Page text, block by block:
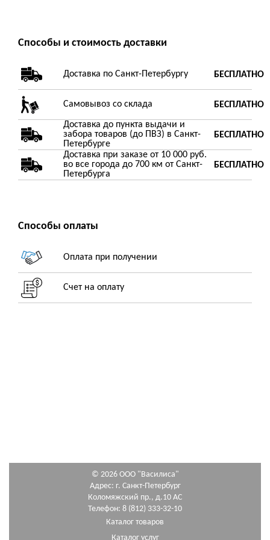
Способы и стоимость доставки
Доставка по Санкт-Петербургу БЕСПЛАТНО
Самовывоз со склада БЕСПЛАТНО
Доставка до пункта выдачи и
забора товаров (до ПВЗ) в Санкт-
Петербурге
БЕСПЛАТНО
Доставка при заказе от 10 000 руб.
во все города до 700 км от Санкт-
Петербурга
БЕСПЛАТНО
Способы оплаты
Оплата при получении
Счет на оплату
© 2026 ООО "Василиса"
Адрес: г. Санкт-Петербург
Коломяжский пр., д.10 АС
Телефон: 8 (812) 333-32-10
Каталог товаров
Каталог услуг